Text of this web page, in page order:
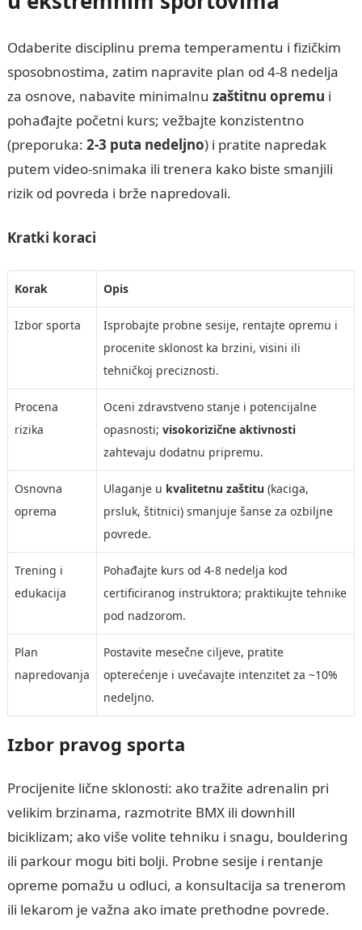
Odaberite disciplinu prema temperamentu i fizičkim
sposobnostima, zatim napravite plan od 4-8 nedelja
za osnove, nabavite minimalnu zaštitnu opremu i
pohađajte početni kurs; vežbajte konzistentno
(preporuka: 2-3 puta nedeljno) i pratite napredak
putem video-snimaka ili trenera kako biste smanjili
rizik od povreda i brže napredovali.
Kratki koraci
Korak Opis
Izbor sporta
Isprobajte probne sesije, rentajte opremu i
procenite sklonost ka brzini, visini ili
tehničkoj preciznosti.
Procena
rizika
Oceni zdravstveno stanje i potencijalne
opasnosti; visokorizične aktivnosti
zahtevaju dodatnu pripremu.
Osnovna
oprema
Ulaganje u kvalitetnu zaštitu (kaciga,
prsluk, štitnici) smanjuje šanse za ozbiljne
povrede.
Trening i
edukacija
Pohađajte kurs od 4-8 nedelja kod
certificiranog instruktora; praktikujte tehnike
pod nadzorom.
Plan
napredovanja
Postavite mesečne ciljeve, pratite
opterećenje i uvećavajte intenzitet za ~10%
nedeljno.
Izbor pravog sporta
Procijenite lične sklonosti: ako tražite adrenalin pri
velikim brzinama, razmotrite BMX ili downhill
biciklizam; ako više volite tehniku i snagu, bouldering
ili parkour mogu biti bolji. Probne sesije i rentanje
opreme pomažu u odluci, a konsultacija sa trenerom
ili lekarom je važna ako imate prethodne povrede.